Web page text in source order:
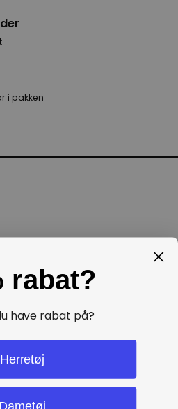
i pakken
rabat?
have rabat på?
Herretøj